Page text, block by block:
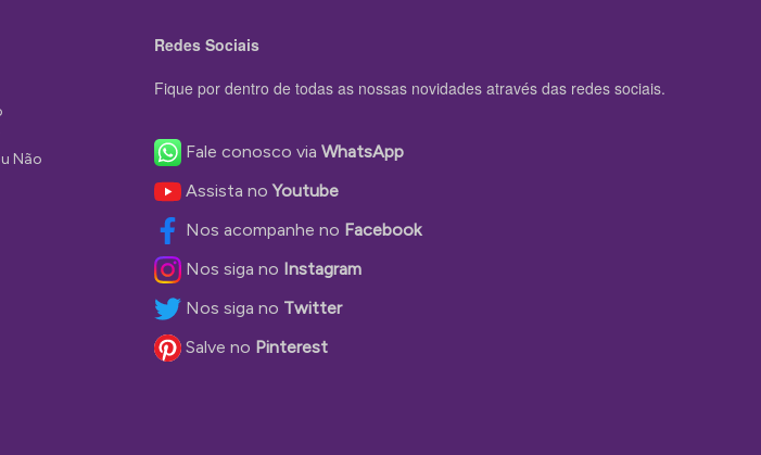
Não
Redes Sociais
Fique por dentro de todas as nossas novidades através das redes sociais.
Fale conosco via WhatsApp
Assista noYoutube
Nos acompanhe no Facebook
Nos siga no Instagram
Nos siga no Twitter
Salve no Pinterest